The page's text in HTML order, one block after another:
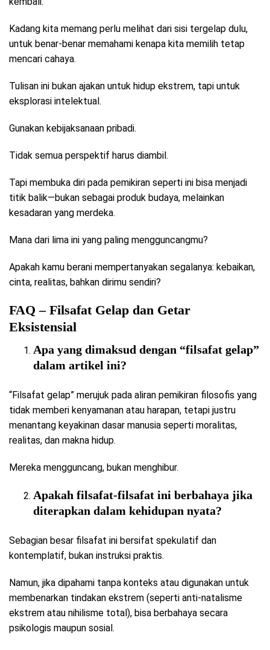
Kadang kita memang perlu melihat dari sisi tergelap dulu,
untuk benar-benar memahami kenapa kita memilih tetap
mencari cahaya.
Tulisan ini bukan ajakan untuk hidup ekstrem, tapi untuk
eksplorasi intelektual.
Gunakan kebijaksanaan pribadi.
Tidak semua perspektif harus diambil.
Tapi membuka diri pada pemikiran seperti ini bisa menjadi
titik balik—bukan sebagai produk budaya, melainkan
kesadaran yang merdeka.
Mana dari lima ini yang paling mengguncangmu?
Apakah kamu berani mempertanyakan segalanya: kebaikan,
cinta, realitas, bahkan dirimu sendiri?
FAQ – Filsafat Gelap dan Getar
Eksistensial
Apa yang dimaksud dengan “filsafat gelap”
dalam artikel ini?
“Filsafat gelap” merujuk pada aliran pemikiran filosofis yang
tidak memberi kenyamanan atau harapan, tetapi justru
menantang keyakinan dasar manusia seperti moralitas,
realitas, dan makna hidup.
Mereka mengguncang, bukan menghibur.
Apakah filsafat-filsafat ini berbahaya jika
diterapkan dalam kehidupan nyata?
Sebagian besar filsafat ini bersifat spekulatif dan
kontemplatif, bukan instruksi praktis.
Namun, jika dipahami tanpa konteks atau digunakan untuk
membenarkan tindakan ekstrem (seperti anti-natalisme
ekstrem atau nihilisme total), bisa berbahaya secara
psikologis maupun sosial.